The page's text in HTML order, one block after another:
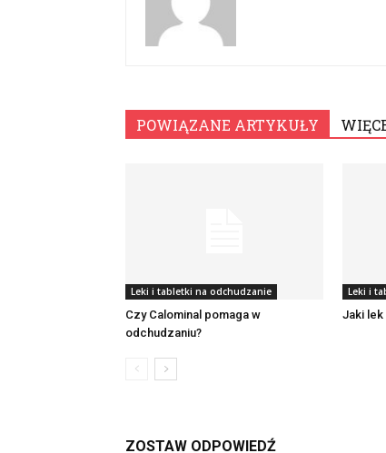
POWIĄZANE ARTYKUŁY
Leki i tabletki na odchudzanie
Czy Calominal pomaga w
odchudzaniu?
Leki i
Jaki lek
ZOSTAW ODPOWIEDŹ